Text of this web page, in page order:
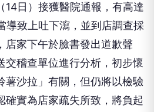
14日）接獲醫院通報，有高達
導致上吐下瀉，並到店調查採
店家下午於臉書發出道歉聲
交稽查單位進行分析，初步懷
薯沙拉」有關，但仍將以檢驗
確實為店家疏失所致，將負起